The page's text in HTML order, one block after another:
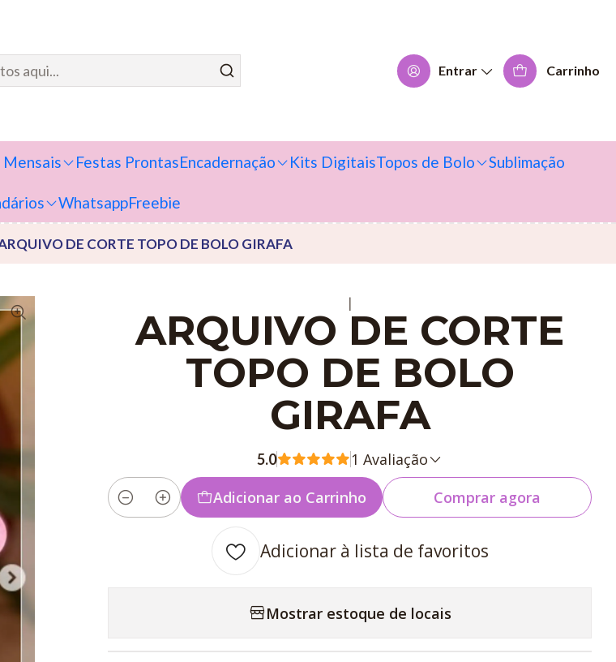
Entrar Carrinho
Mensais Festas ProntasEncadernação Kits DigitaisTopos de Bolo Sublimação
WhatsappFreebie
DE CORTE TOPO DE BOLO GIRAFA
|
ARQUIVO DE CORTE
TOPO DE BOLO
GIRAFA
5.0 1 Avaliação
Quantidade
Adicionar ao Carrinho Comprar agora
Adicionar à lista de favoritos
Mostrar estoque de locais